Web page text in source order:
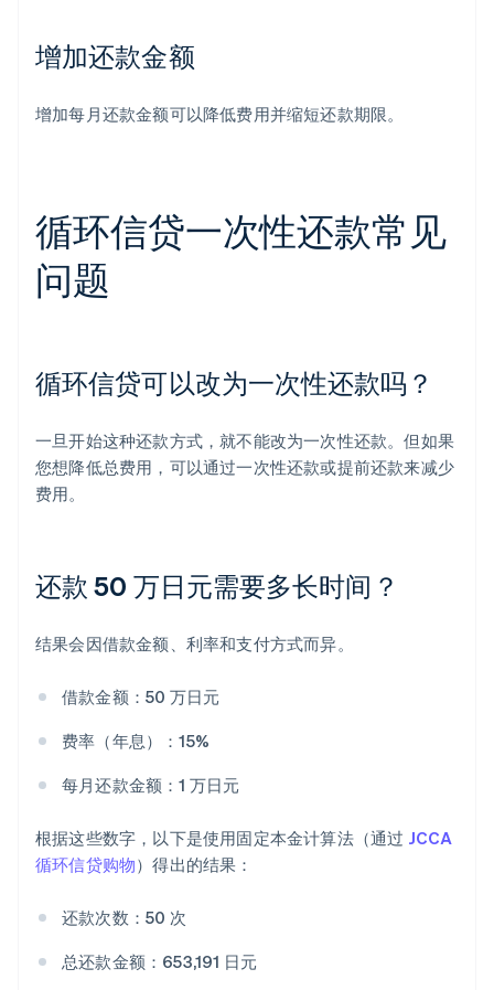
增加还款金额
增加每月还款金额可以降低费用并缩短还款期限。
循环信贷一次性还款常见
问题
循环信贷可以改为一次性还款吗？
一旦开始这种还款方式，就不能改为一次性还款。但如果
您想降低总费用，可以通过一次性还款或提前还款来减少
费用。
还款 50 万日元需要多长时间？
结果会因借款金额、利率和支付方式而异。
借款金额：50 万日元
费率（年息）：15%
每月还款金额：1 万日元
根据这些数字，以下是使用固定本金计算法（通过 JCCA
循环信贷购物）得出的结果：
还款次数：50 次
总还款金额：653,191 日元